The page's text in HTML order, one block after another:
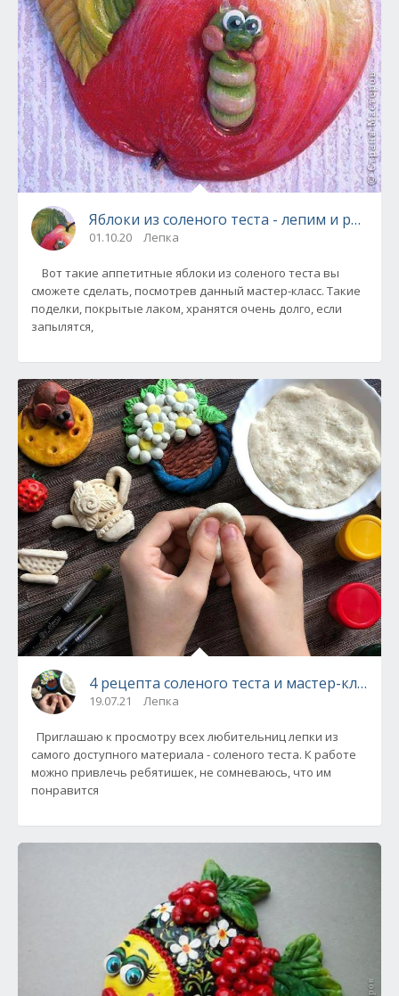
Яблоки из соленого теста - лепим и
01.10.20 Лепка
Вот такие аппетитные яблоки из соленого теста вы
сможете сделать, посмотрев данный мастер-класс. Такие
поделки, покрытые лаком, хранятся очень долго, если
запылятся,
4 рецепта соленого теста и мастер-класс
19.07.21 Лепка
Приглашаю к просмотру всех любительниц лепки из
самого доступного материала - соленого теста. К работе
можно привлечь ребятишек, не сомневаюсь, что им
понравится